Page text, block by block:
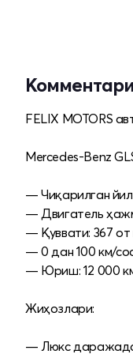
FELIX MOTORS
Mercedes-Benz
— Чиқарилган
— Двигатель
— Қуввати: 367 от
— 0 дан 100 км/
— Юриш: 12 000
Жиҳозлари:
— Люкс